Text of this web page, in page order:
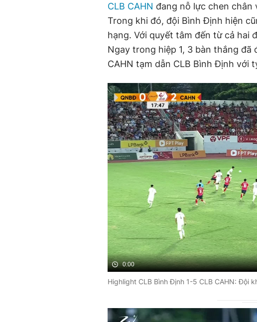
CLB CAHN đang nỗ lực chen chân
Trong khi đó, đội Bình Định hiện
hạng. Với quyết tâm đến từ cả hai
Ngay trong hiệp 1, 3 bàn thắng đã
CAHN tạm dẫn CLB Bình Định với
0:00
Highlight CLB Bình Định 1-5 CLB CAHN: Đội